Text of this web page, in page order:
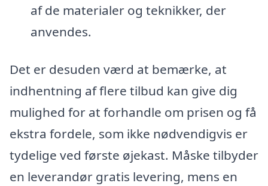
af de materialer og teknikker, der
anvendes.
Det er desuden værd at bemærke, at
indhentning af flere tilbud kan give dig
mulighed for at forhandle om prisen og få
ekstra fordele, som ikke nødvendigvis er
tydelige ved første øjekast. Måske tilbyder
en leverandør gratis levering, mens en